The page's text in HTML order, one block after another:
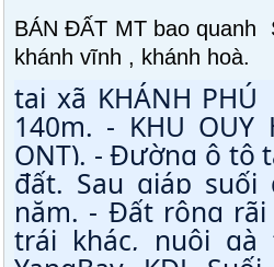
BÁN ĐẤT MT bao quanh
khánh vĩnh , khánh hoà.
tại xã KHÁNH PHÚ
140m. - KHU
ONT). - Đường ô tô
đất. Sau giáp suối
năm. - Đất rộng
trái khác, nuôi gà